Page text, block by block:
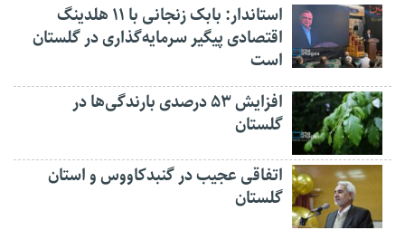
استاندار: بابک زنجانی با ۱۱ هلدینگ
اقتصادی پیگیر سرمایه‌گذاری در گلستان
است
افزایش ۵۳ درصدی بارندگی‌ها در
گلستان
اتفاقی عجیب در‌ گنبدکاووس و استان
گلستان